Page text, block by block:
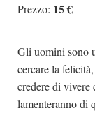
Prezzo: 15 €
Gli uomini sono
cercare la
credere di vivere
lamenteranno di